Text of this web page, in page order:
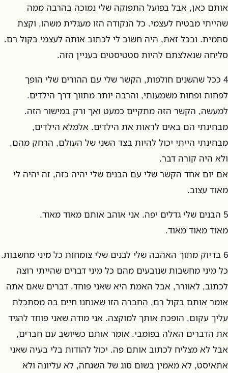
אותם כאן, אבל בפועל התפוקה שלי נמוכה בהרבה ממה
שהייתי מבטיח לעצמי. כל הנקודה הזו מעגלית משהו, וקצת
סתמית. ובכל זאת, היה חשוב לי לכתוב אותה לעצמי בקול רם.
סליחה שנאלצתם להיות סטטיסטים בעניין הזה.
4 ככל שהשנים חולפות, הקשר שלי עם ההורים שלי הופך
לפחות ופחות משמעותי, והרבה יותר מתווך דרך הילדים.
למעשה, הקשר הזה מתקיים כמעט ואך ורק במישור הזה.
מבחינתי הם באים לראות את הילדים. אלמלא הילדים,
מבחינתי הייתי יכול להיות בצד השני של העולם, הרחק מהם,
ולא היה קורה דבר.
אם יום אחד הקשר שלי עם הבנים שלי יהיה כזה, זה יהיה לי
מאוד עצוב.
5 הבנים שלי גדלים יפה. אני אוהב אותם מאוד מאוד.
מאוד מאוד מאוד.
6 בדיוק מתוך האהבה שלי לבנים שלי צומחות כל מיני מחשבות.
כל מיני מחשבות שנובעים מהם כל מיני דברים שהייתי רוצה
לכתוב, לאוורר, אבל האמת היא שאני פוחד. דברים שאם אתה
אומר אותם בקול רם, החברה הזו שאנחנו חיים בה מסתכלת
עליך עקום, הופכת אותך למוקצה. אני מודה שאני פוחד להגיד
את הדברים האלה בפומבי. אומר אותם כשיושב עם חברים,
אבל לא מצליח לכתוב אותם פה. יכול להודות בלי בעיה שאני
אתאיסט, לא מאמין בשום סוג של השגחה, לא עליונה ולא